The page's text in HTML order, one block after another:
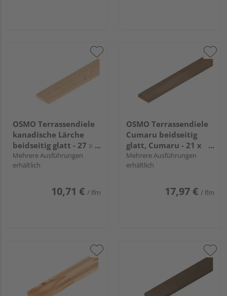
OSMO Terrassendiele
kanadische Lärche
beidseitig glatt - 27 x
143 mm
Mehrere Ausführungen
erhältlich
10,71 € / lfm
OSMO Terrassendiele
Cumaru beidseitig
glatt, Cumaru - 21 x
145 mm
Mehrere Ausführungen
erhältlich
17,97 € / lfm